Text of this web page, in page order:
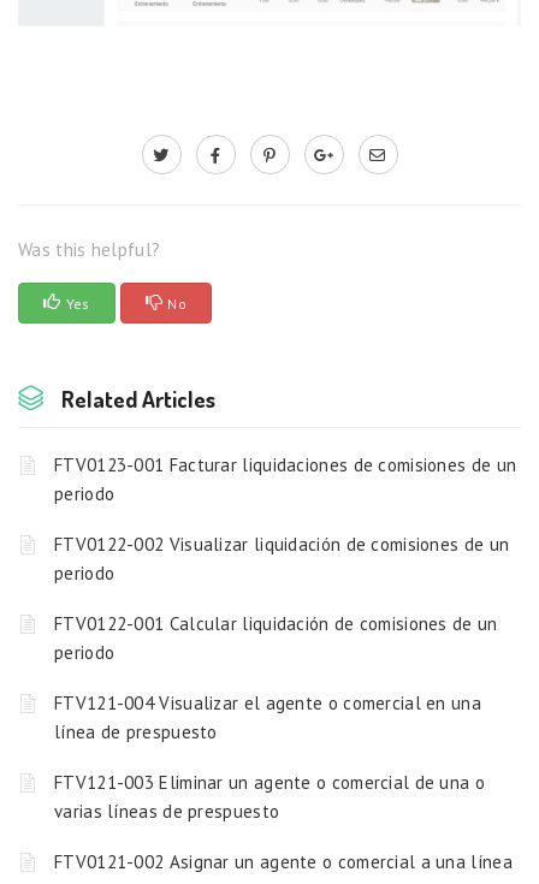
Was this helpful?
Yes No
Related Articles
FTV0123-001 Facturar liquidaciones de comisiones de un
periodo
FTV0122-002 Visualizar liquidación de comisiones de un
periodo
FTV0122-001 Calcular liquidación de comisiones de un
periodo
FTV121-004 Visualizar el agente o comercial en una
línea de prespuesto
FTV121-003 Eliminar un agente o comercial de una o
varias líneas de prespuesto
FTV0121-002 Asignar un agente o comercial a una línea